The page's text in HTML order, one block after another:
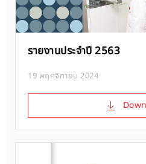
รายงานประจำปี 2563
19 พฤศจิกายน 2024